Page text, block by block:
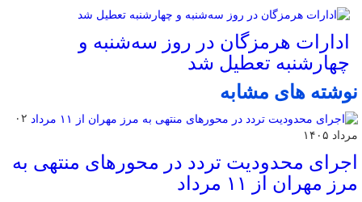
ادارات هرمزگان در روز سه‌شنبه و
چهارشنبه تعطیل شد
نوشته های مشابه
۰۲
مرداد ۱۴۰۵
اجرای محدودیت تردد در محورهای منتهی به
مرز مهران از ۱۱ مرداد